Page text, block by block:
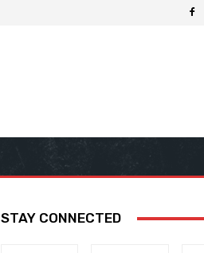
STAY CONNECTED